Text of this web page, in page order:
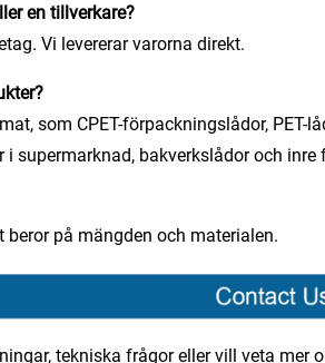
en tillverkare?
Vi levererar varorna direkt.
som CPET-förpackningslådor, PET-
supermarknad, bakverkslådor och inre
beror på mängden och materialen.
tekniska frågor eller vill veta mer